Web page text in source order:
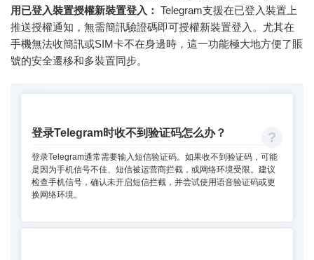
用已登入裝置授權新裝置登入： Telegram支援在已登入裝置上
推送授權通知，無需簡訊驗證碼即可授權新裝置登入。尤其在
手機無法收簡訊或SIM卡不在身邊時，這一功能極大地方便了賬
號的安全遷移和多裝置同步。
登录Telegram时收不到验证码怎么办？
登录Telegram通常需要输入短信验证码。如果收不到验证码，可能
是因为手机信号不佳、短信被运营商拦截，或网络环境受限。建议
检查手机信号，确认未开启短信拦截，并尝试使用语音验证码或更
换网络环境。